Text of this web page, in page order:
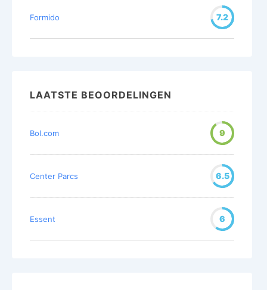
Formido 7.2
LAATSTE BEOORDELINGEN
Bol.com 9
Center Parcs 6.5
Essent 6